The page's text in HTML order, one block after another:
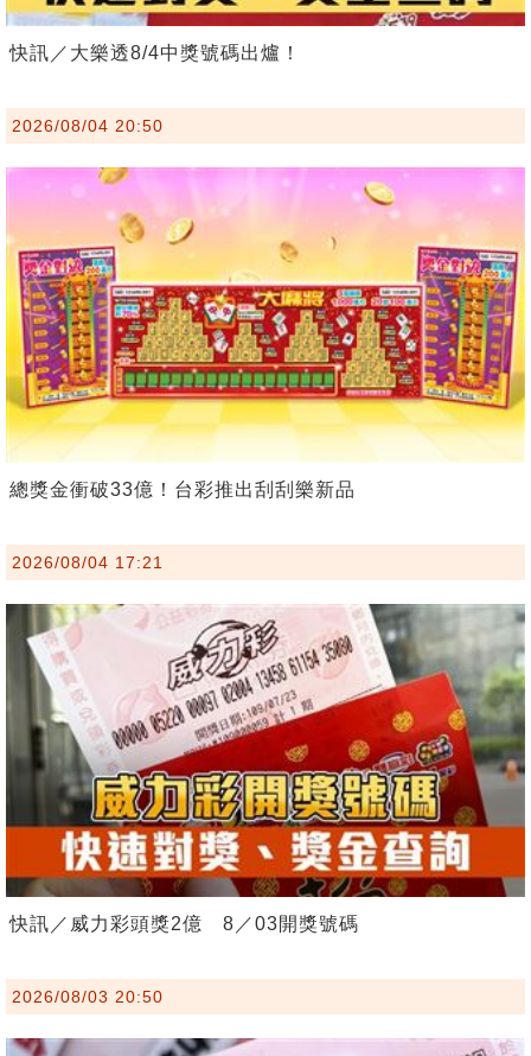
快訊／大樂透8/4中獎號碼出爐！
2026/08/04 20:50
總獎金衝破33億！台彩推出刮刮樂新品
2026/08/04 17:21
快訊／威力彩頭獎2億 8／03開獎號碼
2026/08/03 20:50